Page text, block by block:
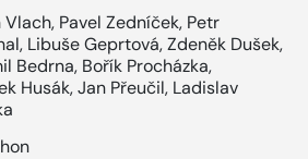
Vlach, Pavel Zedníček, Petr
, Libuše Geprtová,Zdeněk Dušek,
Bedrna, Bořík Procházka,
Husák,Jan Přeučil, Ladislav